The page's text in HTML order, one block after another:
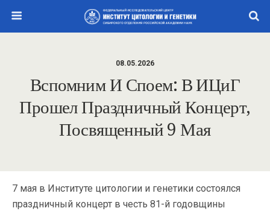
08.05.2026
Вспомним И Споем: В ИЦиГ
Прошел Праздничный Концерт,
Посвященный 9 Мая
7 мая в Институте цитологии и генетики состоялся
праздничный концерт в честь 81-й годовщины